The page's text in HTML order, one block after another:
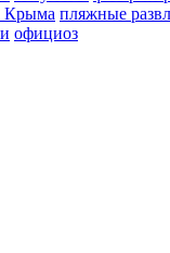
Крыма пляжные
официоз